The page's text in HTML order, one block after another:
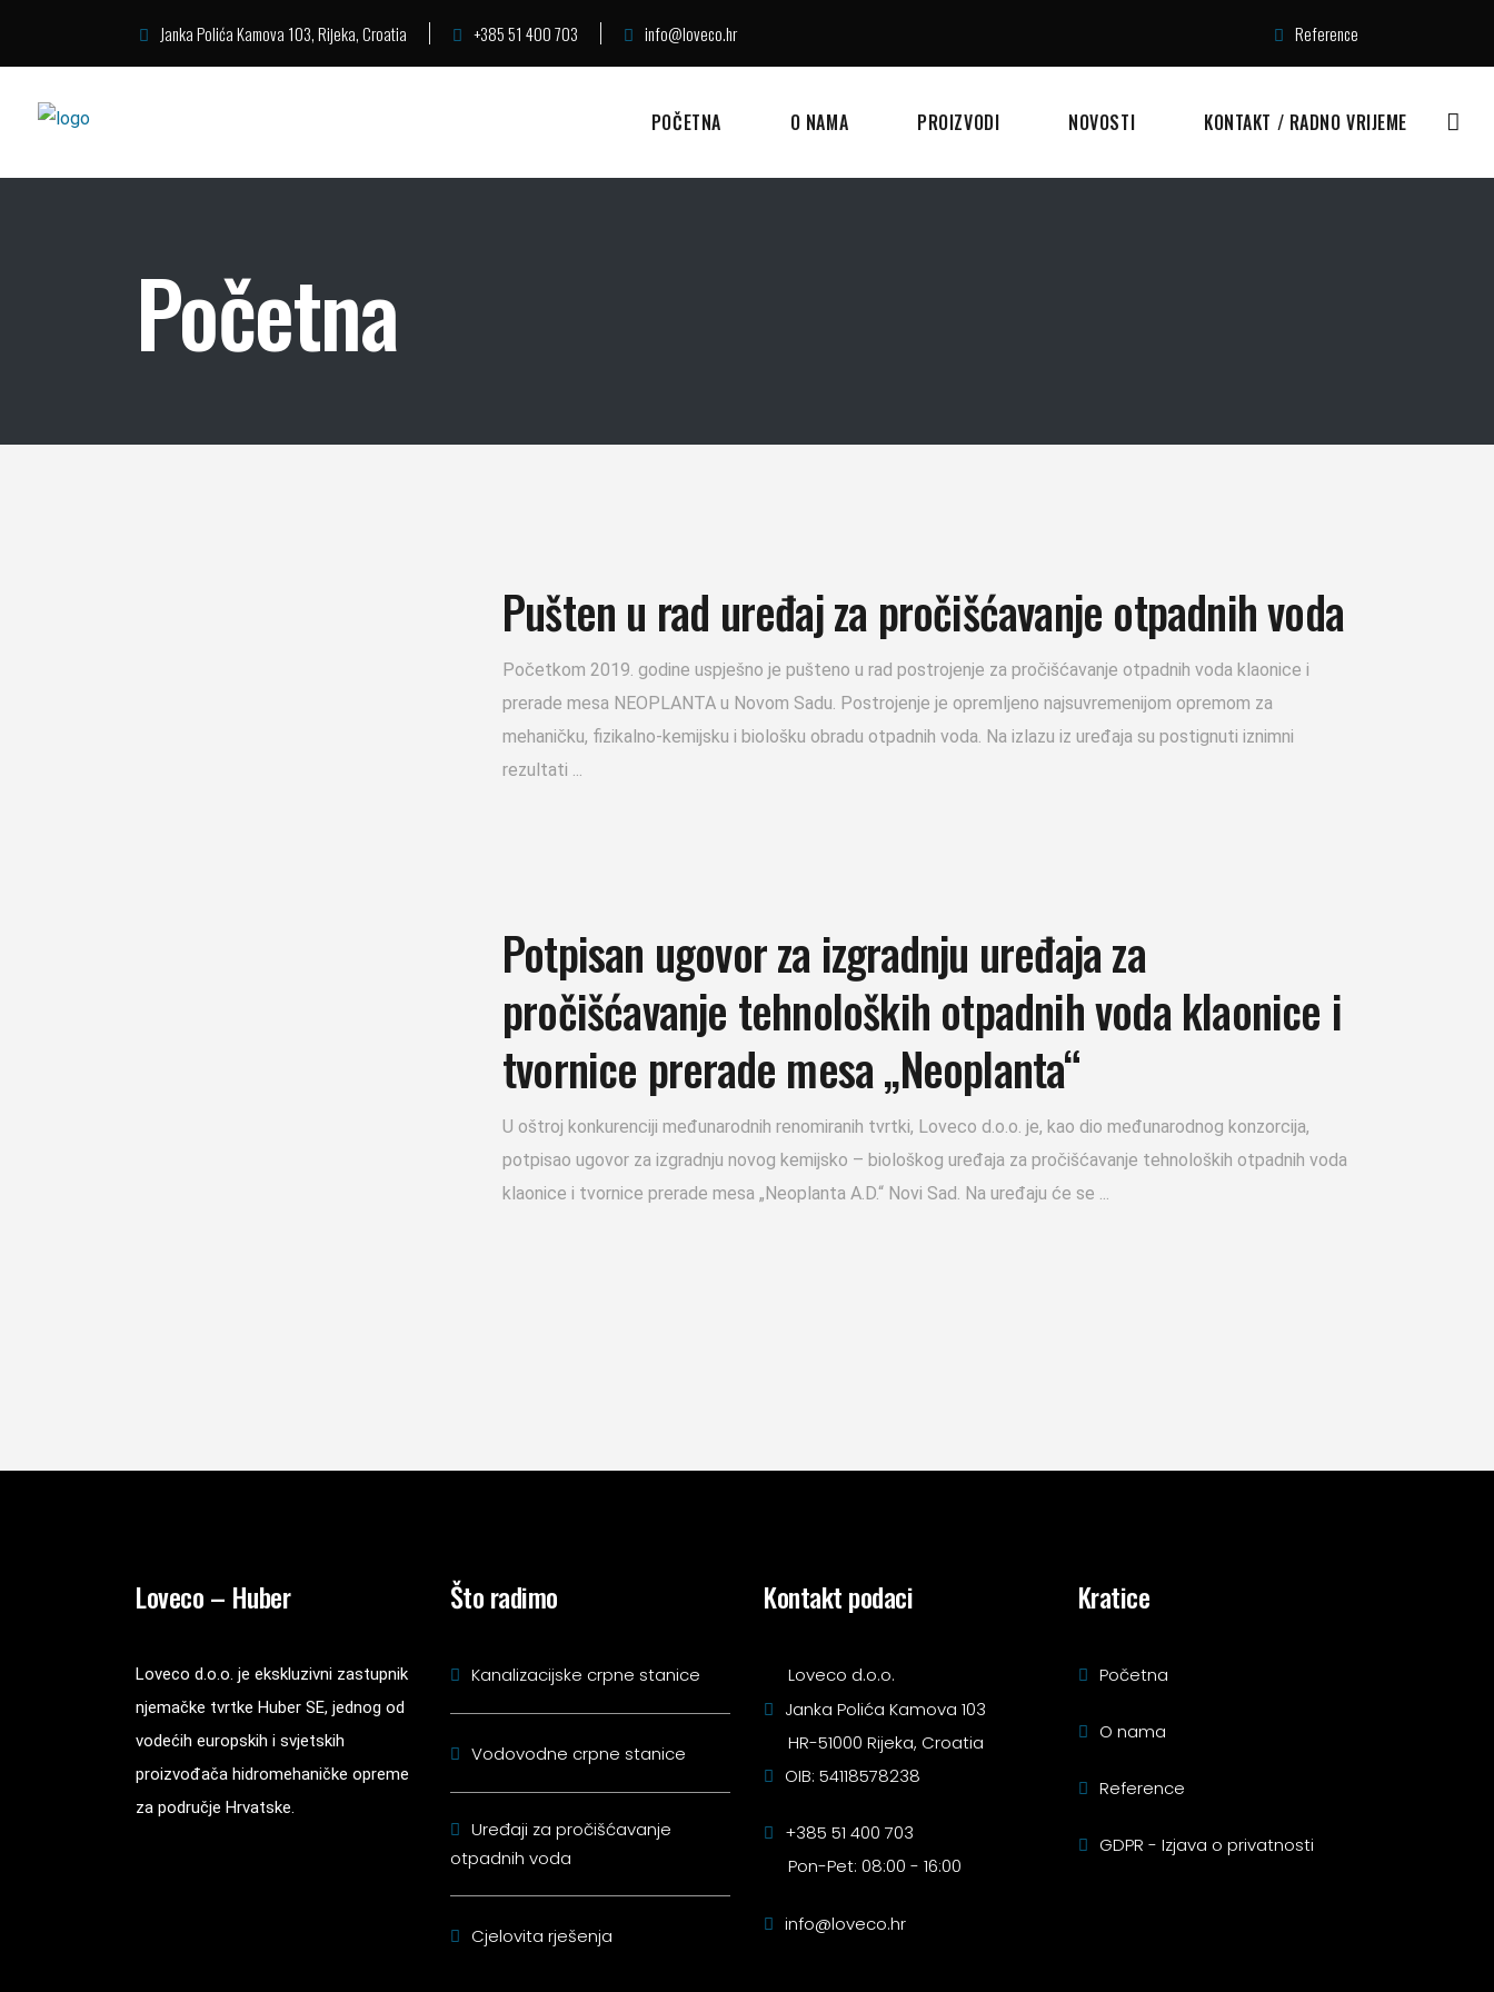
Janka Polića Kamova 103, Rijeka, Croatia +385 51 400 703 info@loveco.hr Reference
POČETNA O NAMA PROIZVODI NOVOSTI KONTAKT / RADNO VRIJEME
Početna
Pušten u rad uređaj za pročišćavanje otpadnih voda
Početkom 2019. godine uspješno je pušteno u rad postrojenje za pročišćavanje otpadnih voda klaonice i
prerade mesa NEOPLANTA u Novom Sadu. Postrojenje je opremljeno najsuvremenijom opremom za
mehaničku, fizikalno-kemijsku i biološku obradu otpadnih voda. Na izlazu iz uređaja su postignuti iznimni
rezultati
Potpisan ugovor za izgradnju uređaja za
pročišćavanje tehnoloških otpadnih voda klaonice i
tvornice prerade mesa „Neoplanta“
U oštroj konkurenciji međunarodnih renomiranih tvrtki, Loveco d.o.o. je, kao dio međunarodnog konzorcija,
potpisao ugovor za izgradnju novog kemijsko – biološkog uređaja za pročišćavanje tehnoloških otpadnih voda
klaonice i tvornice prerade mesa „Neoplanta A.D.“ Novi Sad. Na uređaju će se
Loveco – Huber
Loveco d.o.o. je ekskluzivni zastupnik
njemačke tvrtke Huber SE, jednog od
vodećih europskih i svjetskih
proizvođača hidromehaničke opreme
za područje Hrvatske.
Što radimo
Kanalizacijske crpne stanice
Vodovodne crpne stanice
Uređaji za pročišćavanje
otpadnih voda
Cjelovita rješenja
Kontakt podaci
Loveco d.o.o.
Janka Polića Kamova 103
HR-51000 Rijeka, Croatia
OIB: 54118578238
+385 51 400 703
Pon-Pet: 08:00 - 16:00
info@loveco.hr
Kratice
Početna
O nama
Reference
GDPR - Izjava o privatnosti